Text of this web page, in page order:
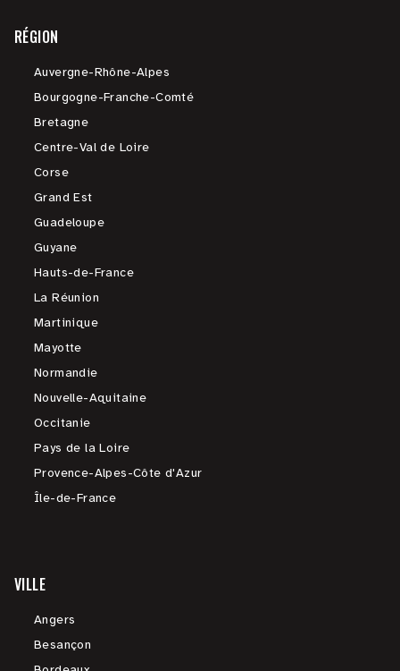
RÉGION
Auvergne-Rhône-Alpes
Bourgogne-Franche-Comté
Bretagne
Centre-Val de Loire
Corse
Grand Est
Guadeloupe
Guyane
Hauts-de-France
La Réunion
Martinique
Mayotte
Normandie
Nouvelle-Aquitaine
Occitanie
Pays de la Loire
Provence-Alpes-Côte d'Azur
Île-de-France
VILLE
Angers
Besançon